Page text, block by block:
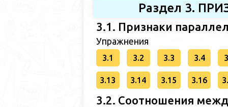
Раздел 3.
3.1. Признаки
Упражнения
3.1 3.2 3.3 3.4
3.13 3.14 3.15 3.16
3.2. Соотношения